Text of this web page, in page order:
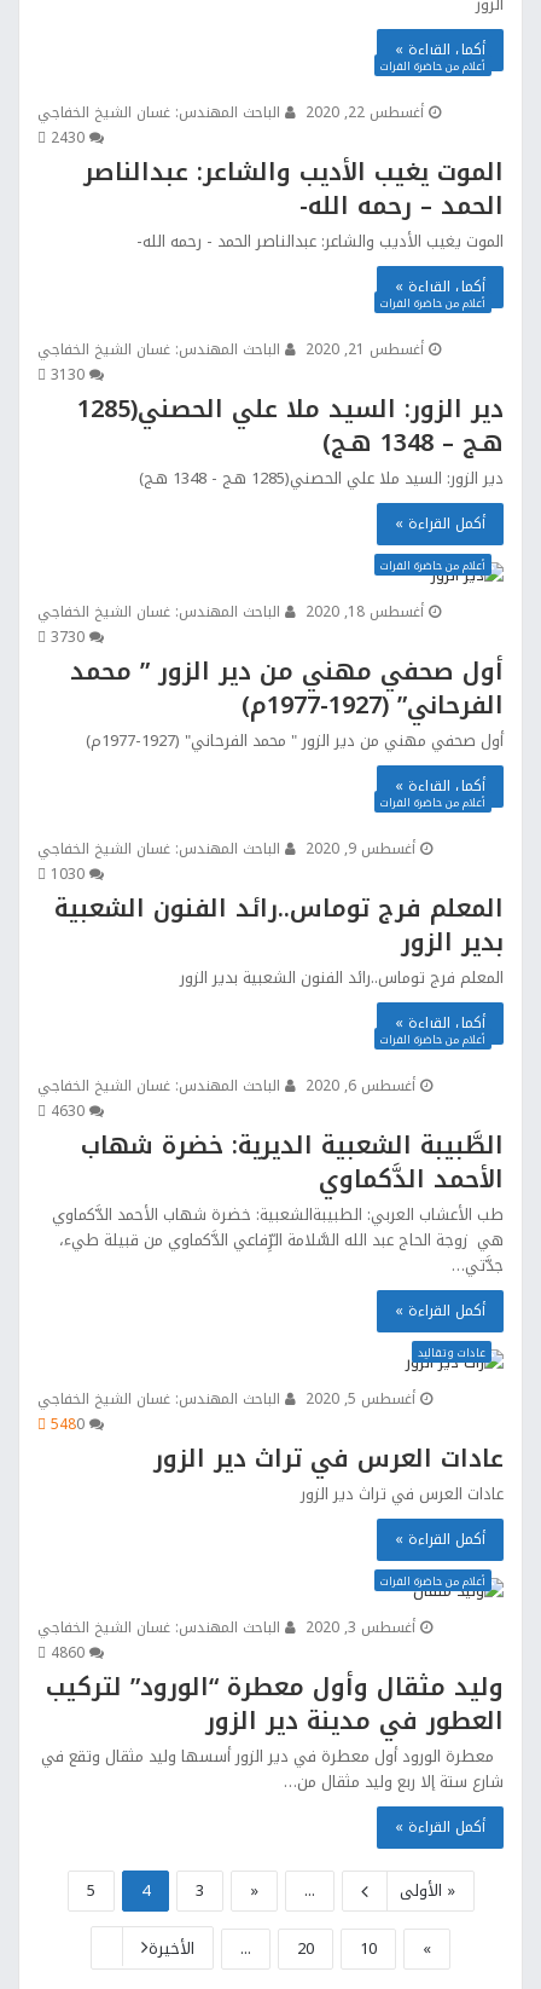
أكمل القراءة »
أعلام من حاضرة الفرات
الباحث المهندس: غسان الشيخ الخفاجي
أغسطس 22, 2020
243
الموت يغيب الأديب والشاعر: عبدالناصر
الحمد – رحمه الله-
الموت يغيب الأديب والشاعر: عبدالناصر الحمد - رحمه الله-
أكمل القراءة »
أعلام من حاضرة الفرات
الباحث المهندس: غسان الشيخ الخفاجي
أغسطس 21, 2020
313
دير الزور: السيد ملا علي الحصني(1285
هـج – 1348 هـج)
دير الزور: السيد ملا علي الحصني(1285 هـج - 1348 هـج)
أكمل القراءة »
أعلام من حاضرة الفرات
الباحث المهندس: غسان الشيخ الخفاجي
أغسطس 18, 2020
373
أول صحفي مهني من دير الزور ” محمد
الفرحاني” (1927-1977م)
أول صحفي مهني من دير الزور " محمد الفرحاني" (1927-1977م)
أكمل القراءة »
أعلام من حاضرة الفرات
الباحث المهندس: غسان الشيخ الخفاجي
أغسطس 9, 2020
103
المعلم فرج توماس..رائد الفنون الشعبية
بدير الزور
المعلم فرج توماس..رائد الفنون الشعبية بدير الزور
أكمل القراءة »
أعلام من حاضرة الفرات
الباحث المهندس: غسان الشيخ الخفاجي
أغسطس 6, 2020
463
الطَّبيبة الشعبية الديرية: خضرة شهاب
الأحمد الدَّكماوي
طب الأعشاب العربي: الطبيبةالشعبية: خضرة شهاب الأحمد الدَّكماوي
هي زوجة الحاج عبد الله السَّلامة الرِّفاعي الدَّكماوي من قبيلة طيء،
جدَّتي…
أكمل القراءة »
عادات وتقاليد
الباحث المهندس: غسان الشيخ الخفاجي
أغسطس 5, 2020
548
عادات العرس في تراث دير الزور
عادات العرس في تراث دير الزور
أكمل القراءة »
أعلام من حاضرة الفرات
الباحث المهندس: غسان الشيخ الخفاجي
أغسطس 3, 2020
486
وليد مثقال وأول معطرة “الورود” لتركيب
العطور في مدينة دير الزور
معطرة الورود أول معطرة في دير الزور أسسها وليد مثقال وتقع في
شارع ستة إلا ربع وليد مثقال من…
أكمل القراءة »
« الأولى ...
«
3
4
5
»
10
20
... الأخيرة